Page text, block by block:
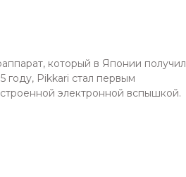
который в Японии получил
году, Pikkari стал первым
электронной вспышкой.